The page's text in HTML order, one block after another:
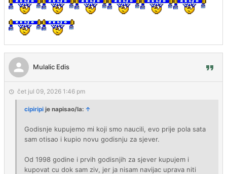
Mulalic Edis
čet jul 09, 2026 1:46 pm
cipiripi je napisao/la: ↑
Godisnje kupujemo mi koji smo naucili, evo prije pola sata
sam otisao i kupio novu godisnju za sjever.
Od 1998 godine i prvih godisnjih za sjever kupujem i
kupovat cu dok sam ziv, jer ja nisam navijac uprava niti